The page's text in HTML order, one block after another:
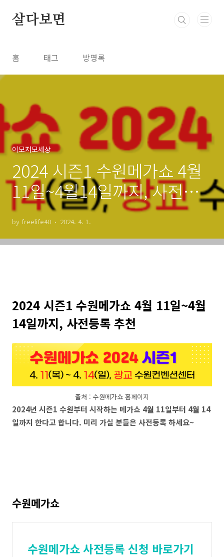
살다보면
홈 태그 방명록
이모저모세상
2024 시즌1 수원메가쇼 4월
11일~4월14일까지, 사전등
록 추천
by freelife40 2024. 4. 1.
2024 시즌1 수원메가쇼 4월 11일~4월
14일까지, 사전등록 추천
출처 : 수원메가쇼 홈페이지
2024년 시즌1 수원부터 시작하는 메가쇼 4월 11일부터 4월 14
일까지 한다고 합니다. 미리 가실 분들은 사전등록 하세요~
수원메가쇼
수원메가쇼 사전등록 신청 바로가기